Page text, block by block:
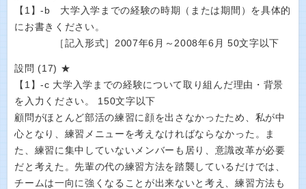
【1】-b 大学入学までの経験の時期（または期間）を具体的
にお書きください。
［記入形式］2007年6月～2008年6月 50文字以下
設問 (17) ★
【1】-c 大学入学までの経験について取り組んだ理由・背景
を入力ください。 150文字以下
顧問がほとんど部活の練習に顔を出さなかったため、私が中
心となり、練習メニューを考えなければならなかった。ま
た、練習に集中していないメンバーも居り、意識改革が必要
だと考えた。先輩の代の練習方法を踏襲しているだけでは、
チームは一向に強くなることが出来ないと考え、練習方法も